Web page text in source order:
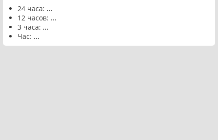
24 часа: ...
12 часов: ...
3 часа: ...
Час: ...